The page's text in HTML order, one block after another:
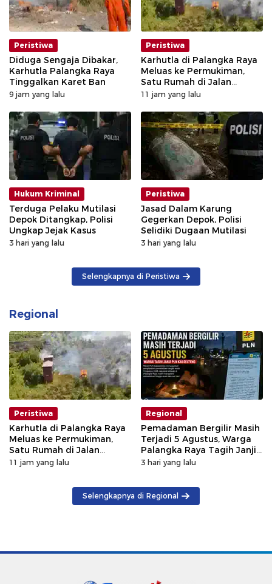
Peristiwa
Diduga Sengaja Dibakar,
Karhutla Palangka Raya
Tinggalkan Karet Ban
9 jam yang lalu
Peristiwa
Karhutla di Palangka Raya
Meluas ke Permukiman,
Satu Rumah di Jalan
Kalibata Hangus Terbakar
11 jam yang lalu
Hukum Kriminal
Terduga Pelaku Mutilasi
Depok Ditangkap, Polisi
Ungkap Jejak Kasus
3 hari yang lalu
Peristiwa
Jasad Dalam Karung
Gegerkan Depok, Polisi
Selidiki Dugaan Mutilasi
3 hari yang lalu
Selengkapnya di Peristiwa
Regional
Peristiwa
Karhutla di Palangka Raya
Meluas ke Permukiman,
Satu Rumah di Jalan
Kalibata Hangus Terbakar
11 jam yang lalu
Regional
Pemadaman Bergilir Masih
Terjadi 5 Agustus, Warga
Palangka Raya Tagih Janji
GM PLN Kaltengsel
3 hari yang lalu
Selengkapnya di Regional